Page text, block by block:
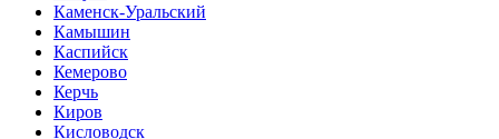
Каменск-Уральский
Камышин
Каспийск
Кемерово
Керчь
Киров
Кисловодск